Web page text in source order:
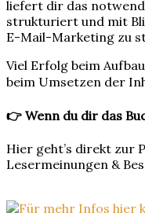
liefert dir das
strukturiert und mit
E-Mail-Marketing zu
Viel Erfolg beim
beim Umsetzen der
👉 Wenn du dir das
Hier geht’s direkt zur
Lesermeinungen &